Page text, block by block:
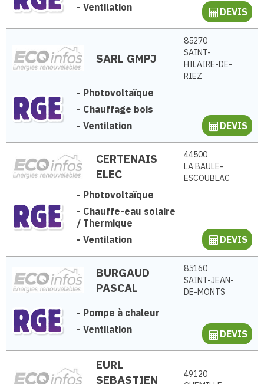
- Ventilation DEVIS
SARL GMPJ
85270
SAINT-
HILAIRE-DE-
RIEZ
- Photovoltaïque
- Chauffage bois
- Ventilation DEVIS
CERTENAIS
ELEC
44500
LA BAULE-
ESCOUBLAC
- Photovoltaïque
- Chauffe-eau solaire
/ Thermique
- Ventilation DEVIS
BURGAUD
PASCAL
85160
SAINT-JEAN-
DE-MONTS
- Pompe à chaleur
- Ventilation DEVIS
EURL
SEBASTIEN
49120